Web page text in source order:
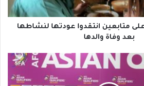
متابعين انتقدوا عودتها لنشاطها
بعد وفاة والدها